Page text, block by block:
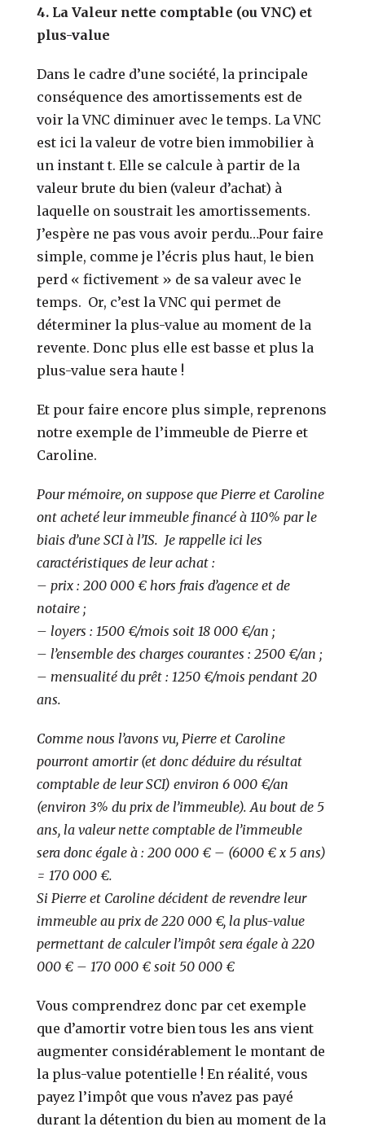
4. La Valeur nette comptable (ou VNC) et
plus-value
Dans le cadre d’une société, la principale
conséquence des amortissements est de
voir la VNC diminuer avec le temps. La VNC
est ici la valeur de votre bien immobilier à
un instant t. Elle se calcule à partir de la
valeur brute du bien (valeur d’achat) à
laquelle on soustrait les amortissements.
J’espère ne pas vous avoir perdu…Pour faire
simple, comme je l’écris plus haut, le bien
perd « fictivement » de sa valeur avec le
temps. Or, c’est la VNC qui permet de
déterminer la plus-value au moment de la
revente. Donc plus elle est basse et plus la
plus-value sera haute !
Et pour faire encore plus simple, reprenons
notre exemple de l’immeuble de Pierre et
Caroline.
Pour mémoire, on suppose que Pierre et Caroline
ont acheté leur immeuble financé à 110% par le
biais d’une SCI à l’IS. Je rappelle ici les
caractéristiques de leur achat :
– prix : 200 000 € hors frais d’agence et de
notaire ;
– loyers : 1500 €/mois soit 18 000 €/an ;
– l’ensemble des charges courantes : 2500 €/an ;
– mensualité du prêt : 1250 €/mois pendant 20
ans.
Comme nous l’avons vu, Pierre et Caroline
pourront amortir (et donc déduire du résultat
comptable de leur SCI) environ 6 000 €/an
(environ 3% du prix de l’immeuble). Au bout de 5
ans, la valeur nette comptable de l’immeuble
sera donc égale à : 200 000 € – (6000 € x 5 ans)
= 170 000 €.
Si Pierre et Caroline décident de revendre leur
immeuble au prix de 220 000 €, la plus-value
permettant de calculer l’impôt sera égale à 220
000 € – 170 000 € soit 50 000 €
Vous comprendrez donc par cet exemple
que d’amortir votre bien tous les ans vient
augmenter considérablement le montant de
la plus-value potentielle ! En réalité, vous
payez l’impôt que vous n’avez pas payé
durant la détention du bien au moment de la